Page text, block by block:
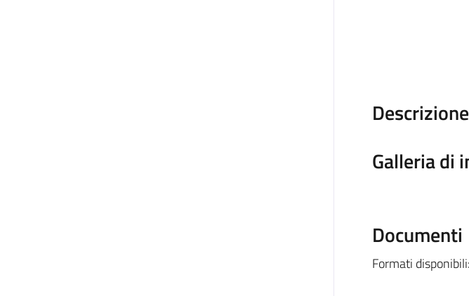
Descrizione
Galleria di
Documenti
Formati disponibili: